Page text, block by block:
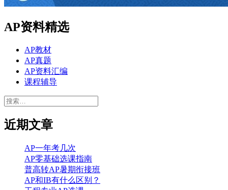
AP资料精选
AP教材
AP真题
AP资料汇编
课程辅导
搜
近期文章
AP一年考几次
AP零基础选课指南
普高转AP暑期衔接班
AP和IB有什么区别？